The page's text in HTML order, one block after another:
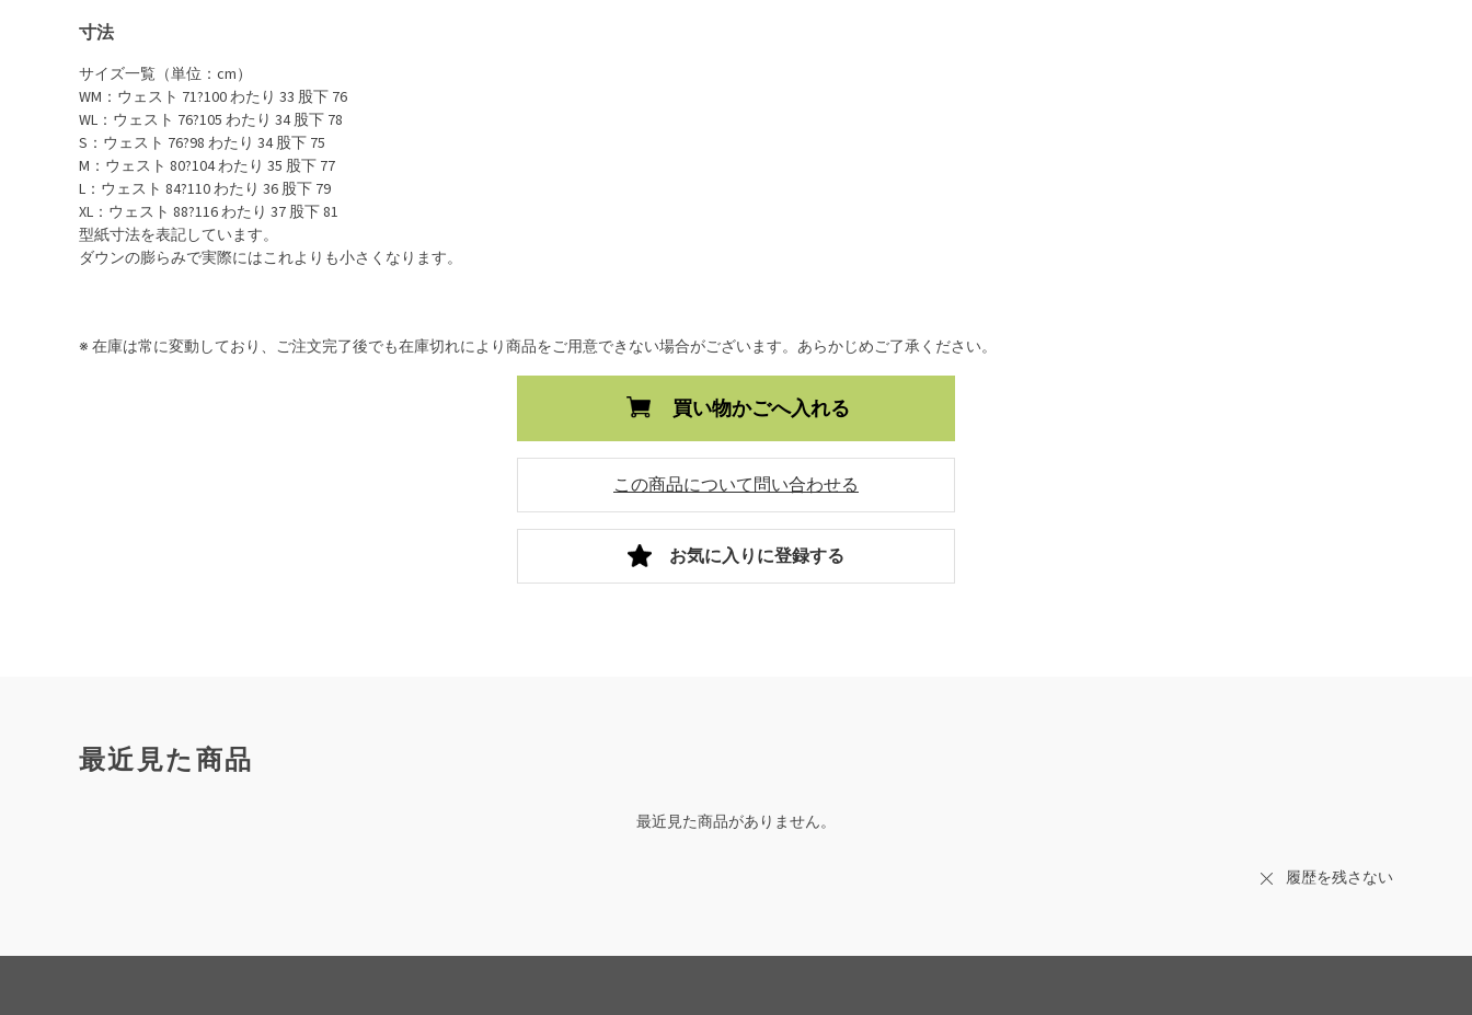
寸法
サイズ一覧（単位：cm）
WM：ウェスト 71?100 わたり 33 股下 76
WL：ウェスト 76?105 わたり 34 股下 78
S：ウェスト 76?98 わたり 34 股下 75
M：ウェスト 80?104 わたり 35 股下 77
L：ウェスト 84?110 わたり 36 股下 79
XL：ウェスト 88?116 わたり 37 股下 81
型紙寸法を表記しています。
ダウンの膨らみで実際にはこれよりも小さくなります。
※ 在庫は常に変動しており、ご注文完了後でも在庫切れにより商品をご用意できない場合がございます。あらかじめご了承ください。
買い物かごへ入れる
この商品について問い合わせる
お気に入りに登録する
最近見た商品
最近見た商品がありません。
履歴を残さない